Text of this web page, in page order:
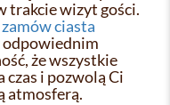
trakcie wizyt gości.
zamów ciasta
odpowiednim
że wszystkie
czas i pozwolą Ci
atmosferą.